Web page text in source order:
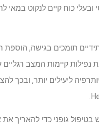
ובעלי כוח קיים לנקוט במאי
נפילות קיימות המצב
ליעילים יותר, ובכך
גופני כדי להאריך את